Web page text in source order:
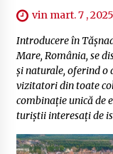
vin mart. 7 , 2025
Introducere în
Mare, România, se
și naturale, oferind
vizitatori din toate
combinație unică de
turiștii interesați de